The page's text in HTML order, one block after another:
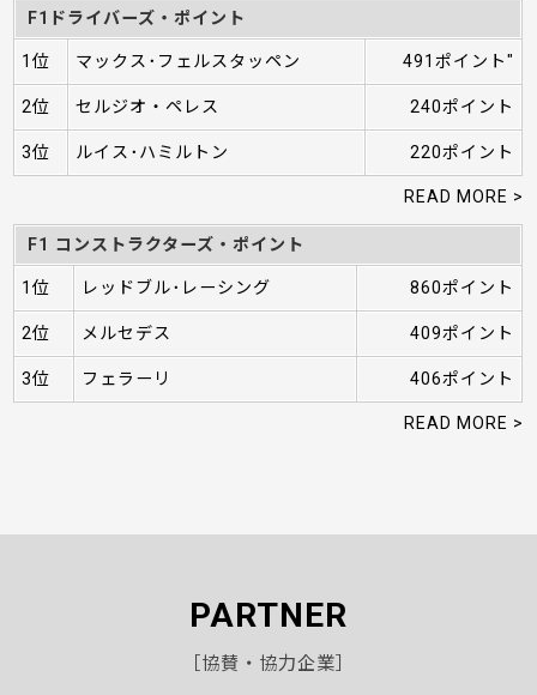
F1ドライバーズ・ポイント
1位 マックス･フェルスタッペン 491ポイント"
2位 セルジオ・ペレス 240ポイント
3位 ルイス･ハミルトン 220ポイント
READ MORE >
F1 コンストラクターズ・ポイント
1位 レッドブル･レーシング 860ポイント
2位 メルセデス 409ポイント
3位 フェラーリ 406ポイント
READ MORE >
PARTNER
［協賛・協力企業］